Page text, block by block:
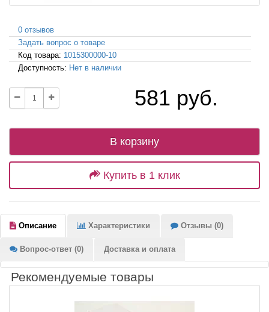
0 отзывов
Задать вопрос о товаре
Код товара: 1015300000-10
Доступность: Нет в наличии
581 руб.
В корзину
Купить в 1 клик
Описание Характеристики Отзывы (0)
Вопрос-ответ (0) Доставка и оплата
Рекомендуемые товары